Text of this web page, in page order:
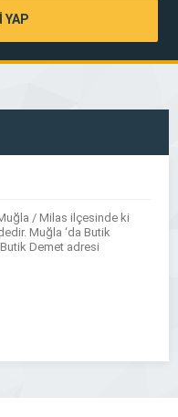
YAP
/ Milas ilçesinde ki
Muğla ‘da Butik
Demet adresi